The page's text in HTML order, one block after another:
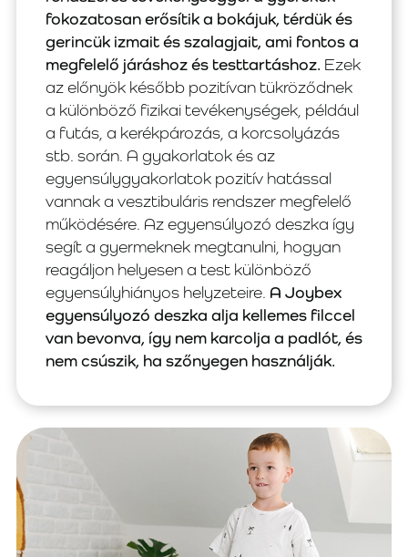
fokozatosan erősítik a bokájuk, térdük és
gerincük izmait és szalagjait, ami fontos a
megfelelő járáshoz és testtartáshoz. Ezek
az előnyök később pozitívan tükröződnek
a különböző fizikai tevékenységek, például
a futás, a kerékpározás, a korcsolyázás
stb. során. A gyakorlatok és az
egyensúlygyakorlatok pozitív hatással
vannak a vesztibuláris rendszer megfelelő
működésére. Az egyensúlyozó deszka így
segít a gyermeknek megtanulni, hogyan
reagáljon helyesen a test különböző
egyensúlyhiányos helyzeteire. A Joybex
egyensúlyozó deszka alja kellemes filccel
van bevonva, így nem karcolja a padlót, és
nem csúszik, ha szőnyegen használják.